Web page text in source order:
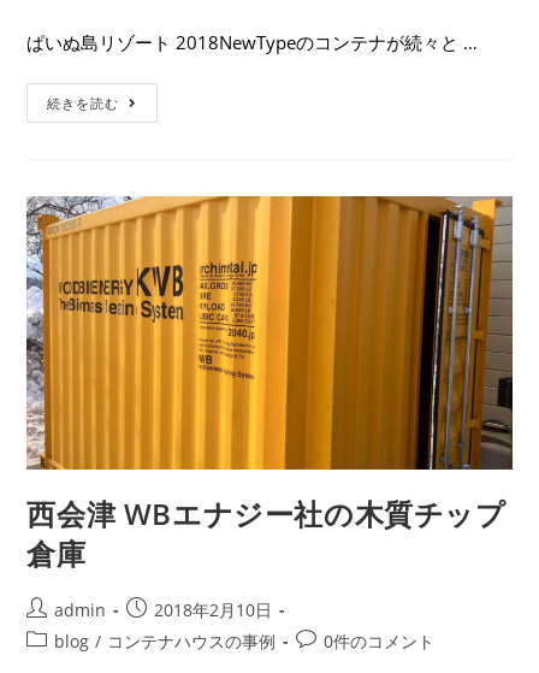
ぱいぬ島リゾート 2018NewTypeのコンテナが続々と …
続きを読む
西会津 WBエナジー社の木質チップ
倉庫
admin
2018年2月10日
blog / コンテナハウスの事例 0件のコメント